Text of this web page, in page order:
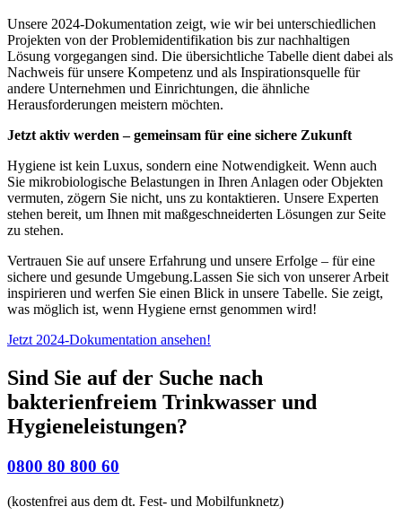
Unsere 2024-Dokumentation zeigt, wie wir bei unterschiedlichen
Projekten von der Problemidentifikation bis zur nachhaltigen
Lösung vorgegangen sind. Die übersichtliche Tabelle dient dabei als
Nachweis für unsere Kompetenz und als Inspirationsquelle für
andere Unternehmen und Einrichtungen, die ähnliche
Herausforderungen meistern möchten.
Jetzt aktiv werden – gemeinsam für eine sichere Zukunft
Hygiene ist kein Luxus, sondern eine Notwendigkeit. Wenn auch
Sie mikrobiologische Belastungen in Ihren Anlagen oder Objekten
vermuten, zögern Sie nicht, uns zu kontaktieren. Unsere Experten
stehen bereit, um Ihnen mit maßgeschneiderten Lösungen zur Seite
zu stehen.
Vertrauen Sie auf unsere Erfahrung und unsere Erfolge – für eine
sichere und gesunde Umgebung.Lassen Sie sich von unserer Arbeit
inspirieren und werfen Sie einen Blick in unsere Tabelle. Sie zeigt,
was möglich ist, wenn Hygiene ernst genommen wird!
Jetzt 2024-Dokumentation ansehen!
Sind Sie auf der Suche nach
bakterienfreiem Trinkwasser und
Hygieneleistungen?
0800 80 800 60
(kostenfrei aus dem dt. Fest- und Mobilfunknetz)